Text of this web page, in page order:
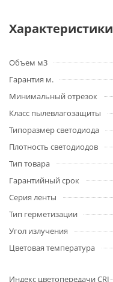
Характеристики
Объем м3
Гарантия м.
Минимальный отрезок
Класс пылевлагозащиты
Типоразмер светодиода
Плотность светодиодов
Тип товара
Гарантийный срок
Серия ленты
Тип герметизации
Угол излучения
Цветовая температура
Индекс цветопередачи CRI